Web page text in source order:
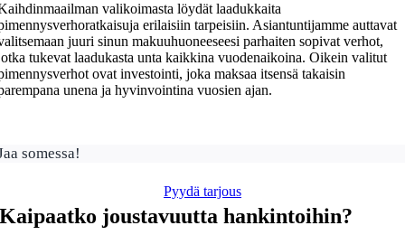
valikoimasta löydät laadukkaita
erilaisiin tarpeisiin. Asiantuntijamme auttavat
juuri sinun makuuhuoneeseesi parhaiten sopivat verhot,
tukevat laadukasta unta kaikkina vuodenaikoina. Oikein valitut
ovat investointi, joka maksaa itsensä takaisin
unena ja hyvinvointina vuosien ajan.
somessa!
Pyydä tarjous
Kaipaatko joustavuutta hankintoihin?